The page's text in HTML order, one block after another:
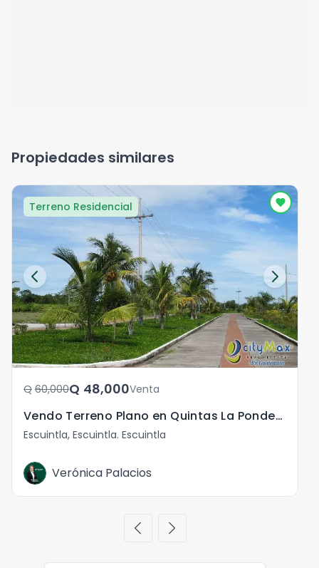
Propiedades similares
Terreno Residencial
Q	60,000 Q	48,000Venta
Vendo Terreno Plano en Quintas La Ponderosa, Escuintla!
Escuintla, Escuintla. Escuintla
Verónica Palacios
chevron_left chevron_right